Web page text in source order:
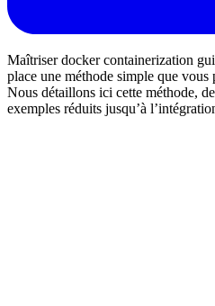
Maîtriser docker containerization
place une méthode simple que vous
Nous détaillons ici cette méthode,
exemples réduits jusqu’à